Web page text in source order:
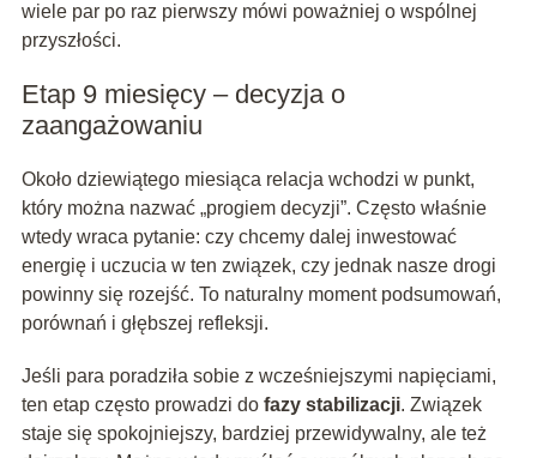
wiele par po raz pierwszy mówi poważniej o wspólnej
przyszłości.
Etap 9 miesięcy – decyzja o
zaangażowaniu
Około dziewiątego miesiąca relacja wchodzi w punkt,
który można nazwać „progiem decyzji”. Często właśnie
wtedy wraca pytanie: czy chcemy dalej inwestować
energię i uczucia w ten związek, czy jednak nasze drogi
powinny się rozejść. To naturalny moment podsumowań,
porównań i głębszej refleksji.
Jeśli para poradziła sobie z wcześniejszymi napięciami,
ten etap często prowadzi do fazy stabilizacji. Związek
staje się spokojniejszy, bardziej przewidywalny, ale też